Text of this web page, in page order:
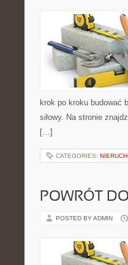
krok po kroku budować
siłowy. Na stronie
[…]
CATEGORIES:
POWRÓT
POSTED BY ADMIN